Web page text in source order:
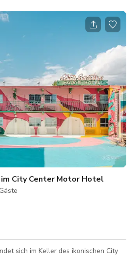
perfekt für kreative Shootings und
mit schönem, natürlichem Licht den
City Center Motor Hotel
Gäste
sich im Keller des ikonischen City